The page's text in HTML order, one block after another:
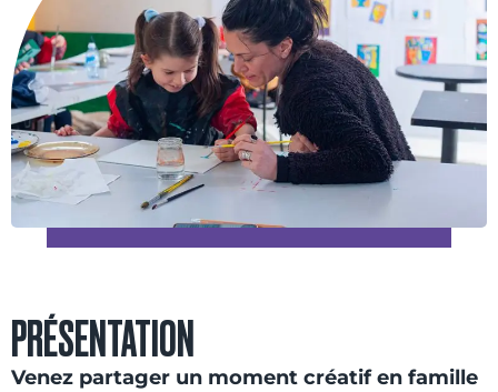
PRÉSENTATION
Venez partager un moment créatif en famille